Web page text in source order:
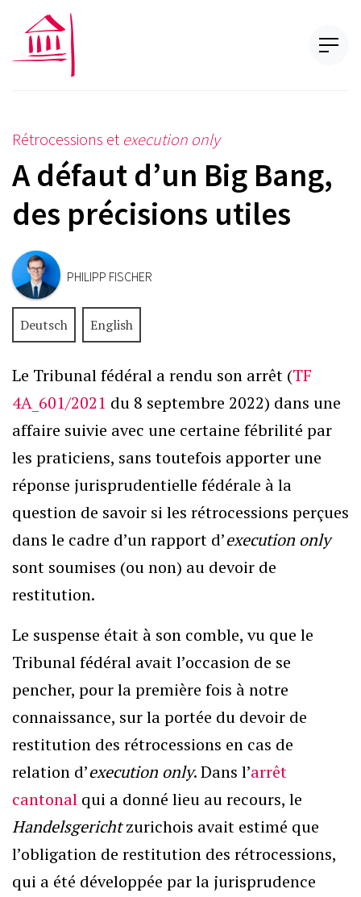
Rétrocessions et execution only
A défaut d’un Big Bang,
des précisions utiles
PHILIPP FISCHER
Deutsch English
Le Tribunal fédéral a rendu son arrêt (TF
4A_601/2021 du 8 septembre 2022) dans une
affaire suivie avec une certaine fébrilité par
les praticiens, sans toutefois apporter une
réponse jurisprudentielle fédérale à la
question de savoir si les rétrocessions perçues
dans le cadre d’un rapport d’execution only
sont soumises (ou non) au devoir de
restitution.
Le suspense était à son comble, vu que le
Tribunal fédéral avait l’occasion de se
pencher, pour la première fois à notre
connaissance, sur la portée du devoir de
restitution des rétrocessions en cas de
relation d’execution only. Dans l’arrêt
cantonal qui a donné lieu au recours, le
Handelsgerichtzurichois avait estimé que
l’obligation de restitution des rétrocessions,
qui a été développée par la jurisprudence